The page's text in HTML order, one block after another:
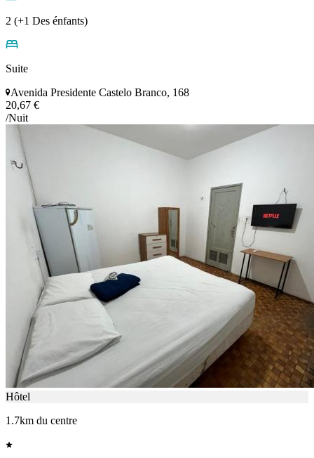
2 (+1 Des énfants)
Suite
Avenida Presidente Castelo Branco, 168
20,67 €
/Nuit
Hôtel
1.7km du centre